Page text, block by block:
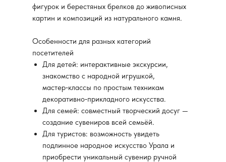
фигурок и берестяных брелков до живописных
картин и композиций из натурального камня.
Особенности для разных категорий
посетителей
Для детей: интерактивные экскурсии,
знакомство с народной игрушкой,
мастер‑классы по простым техникам
декоративно‑прикладного искусства.
Для семей: совместный творческий досуг —
создание сувениров всей семьёй.
Для туристов: возможность увидеть
подлинное народное искусство Урала и
приобрести уникальный сувенир ручной